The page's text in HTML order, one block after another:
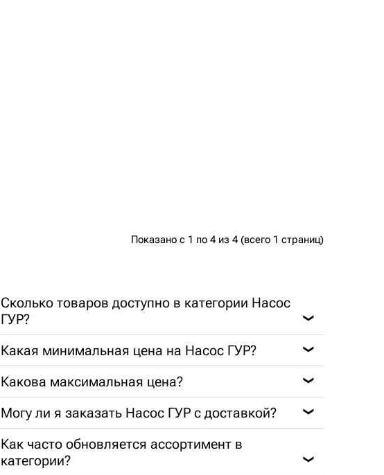
Показано с 1 по 4 из 4 (всего 1 страниц)
Сколько товаров доступно в категории Насос
ГУР?
❯
Какая минимальная цена на Насос ГУР? ❯
Какова максимальная цена? ❯
Могу ли я заказать Насос ГУР с доставкой? ❯
Как часто обновляется ассортимент в
категории?
❯